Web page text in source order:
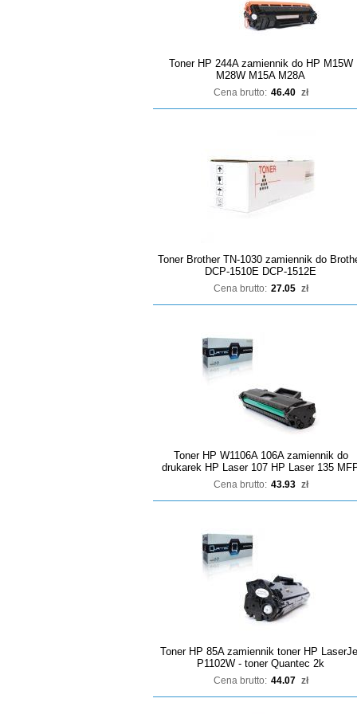
Toner HP 244A zamiennik do HP M15W
M28W M15A M28A
Cena brutto: 46.40 zł
Toner Brother TN-1030 zamiennik do
DCP-1510E DCP-1512E
Cena brutto: 27.05 zł
Toner HP W1106A 106A zamiennik do
drukarek HP Laser 107 HP Laser 135
Cena brutto: 43.93 zł
Toner HP 85A zamiennik toner HP
P1102W - toner Quantec 2k
Cena brutto: 44.07 zł